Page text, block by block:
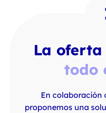
La oferta
todo
En colaboración
proponemos una